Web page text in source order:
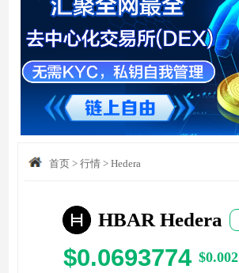
首页> 行情> Hedera
HBAR Hedera
$0.0693774 $0.002